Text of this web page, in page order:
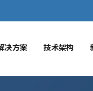
决方案 技术架构